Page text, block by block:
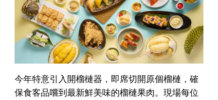
今年特意引入開榴槤器，即席切開原個榴槤，確
保食客品嚐到最新鮮美味的榴槤果肉。現場每位